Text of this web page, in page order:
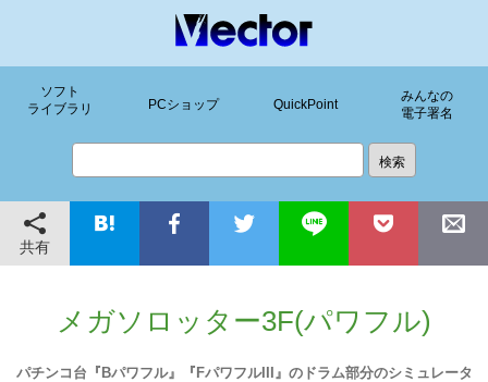
ソフト
ライブラリ
PCショップ QuickPoint
みんなの
電子署名
共有
メガソロッター3F(パワフル)
パチンコ台『Bパワフル』『FパワフルIII』のドラム部分のシミュレータ